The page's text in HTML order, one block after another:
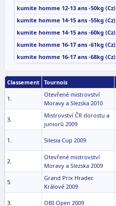
kumite homme 12-13 ans -50kg (Cz)
kumite homme 14-15 ans -55kg (Cz)
kumite homme 14-15 ans -60kg (Cz)
kumite homme 16-17 ans -61kg (Cz)
kumite homme 16-17 ans -68kg (Cz)
Classement Tournois
1.
Otevřené mistrovství
Moravy a Slezska 2010
3.
Mistrovství ČR dorostu a
juniorů 2009
1. Silesia Cup 2009
2.
Otevřené mistrovství
Moravy a Slezska 2009
5.
Grand Prix Hradec
Králové 2009
3. OBI Open 2009